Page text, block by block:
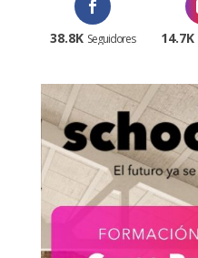
38.8K Seguidores 14.7K